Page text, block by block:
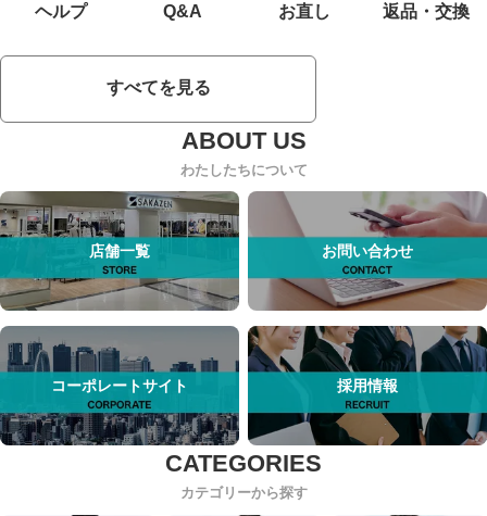
ヘルプ Q&A お直し 返品・交換
すべてを見る
わたしたちについて
店舗一覧 お問い合わせ
コーポレートサイト 採用情報
カテゴリーから探す